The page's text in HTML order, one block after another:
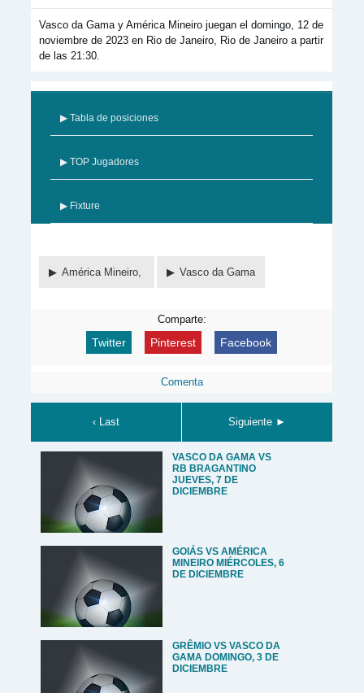
Vasco da Gama y América Mineiro juegan el domingo, 12 de
noviembre de 2023 en Rio de Janeiro, Rio de Janeiro a partir
de las 21:30.
▶ Tabla de posiciones
▶ TOP Jugadores
▶ Fixture
América Mineiro, Vasco da Gama
Comparte:
Twitter Pinterest Facebook
Comenta
‹ Last Siguiente ►
VASCO DA GAMA VS
RB BRAGANTINO
JUEVES, 7 DE
DICIEMBRE
GOIÁS VS AMÉRICA
MINEIRO MIÉRCOLES, 6
DE DICIEMBRE
GRÊMIO VS VASCO DA
GAMA DOMINGO, 3 DE
DICIEMBRE